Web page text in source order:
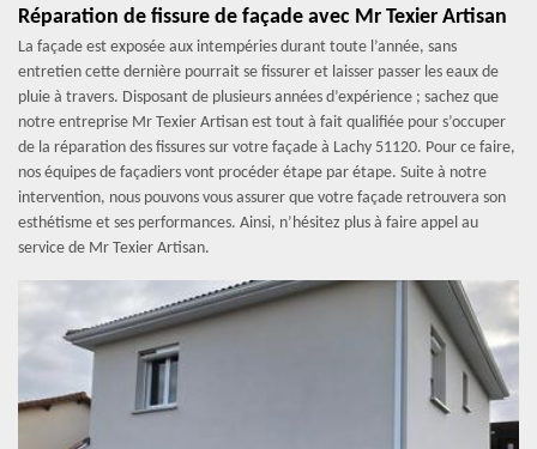
Réparation de fissure de façade avec Mr Texier Artisan
La façade est exposée aux intempéries durant toute l’année, sans
entretien cette dernière pourrait se fissurer et laisser passer les eaux de
pluie à travers. Disposant de plusieurs années d’expérience ; sachez que
notre entreprise Mr Texier Artisan est tout à fait qualifiée pour s’occuper
de la réparation des fissures sur votre façade à Lachy 51120. Pour ce faire,
nos équipes de façadiers vont procéder étape par étape. Suite à notre
intervention, nous pouvons vous assurer que votre façade retrouvera son
esthétisme et ses performances. Ainsi, n’hésitez plus à faire appel au
service de Mr Texier Artisan.